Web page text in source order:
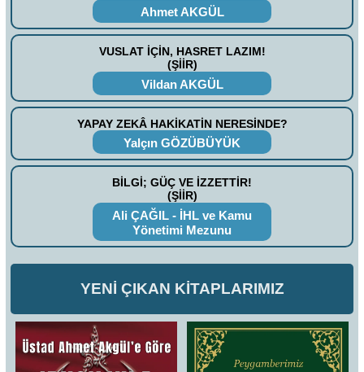
Ahmet AKGÜL
VUSLAT İÇİN, HASRET LAZIM!
(ŞİİR)
Vildan AKGÜL
YAPAY ZEKÂ HAKİKATİN NERESİNDE?
Yalçın GÖZÜBÜYÜK
BİLGİ; GÜÇ VE İZZETTİR!
(ŞİİR)
Ali ÇAĞIL - İHL ve Kamu
Yönetimi Mezunu
YENİ ÇIKAN KİTAPLARIMIZ